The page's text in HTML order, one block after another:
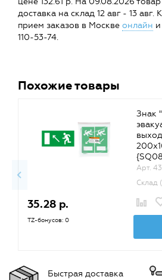
доставка на склад 12 авг - 13 авг.
прием заказов в Москве онлайн
110-53-74.
Похожие товары
Знак
Арт.
Склад
35.28 р.
TZ-бонусов: 0
Быстрая доставка